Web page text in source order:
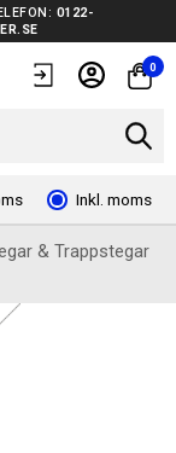
0122-
0
Inkl. moms
& Trappstegar